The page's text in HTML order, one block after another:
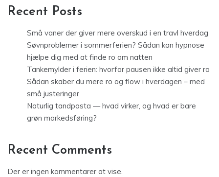
Recent Posts
Små vaner der giver mere overskud i en travl hverdag
Søvnproblemer i sommerferien? Sådan kan hypnose
hjælpe dig med at finde ro om natten
Tankemylder i ferien: hvorfor pausen ikke altid giver ro
Sådan skaber du mere ro og flow i hverdagen – med
små justeringer
Naturlig tandpasta — hvad virker, og hvad er bare
grøn markedsføring?
Recent Comments
Der er ingen kommentarer at vise.